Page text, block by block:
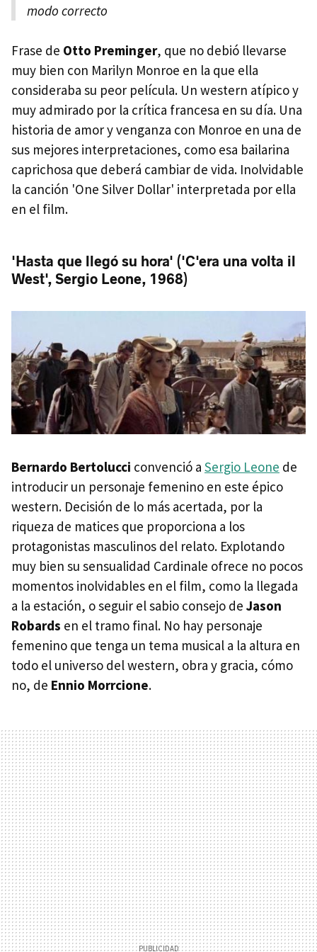
modo correcto
Frase de Otto Preminger, que no debió llevarse
muy bien con Marilyn Monroe en la que ella
consideraba su peor película. Un western atípico y
muy admirado por la crítica francesa en su día. Una
historia de amor y venganza con Monroe en una de
sus mejores interpretaciones, como esa bailarina
caprichosa que deberá cambiar de vida. Inolvidable
la canción 'One Silver Dollar' interpretada por ella
en el film.
'Hasta que llegó su hora' ('C'era una volta il
West', Sergio Leone, 1968)
Bernardo Bertolucci convenció a Sergio Leone de
introducir un personaje femenino en este épico
western. Decisión de lo más acertada, por la
riqueza de matices que proporciona a los
protagonistas masculinos del relato. Explotando
muy bien su sensualidad Cardinale ofrece no pocos
momentos inolvidables en el film, como la llegada
a la estación, o seguir el sabio consejo de Jason
Robards en el tramo final. No hay personaje
femenino que tenga un tema musical a la altura en
todo el universo del western, obra y gracia, cómo
no, de Ennio Morrcione.